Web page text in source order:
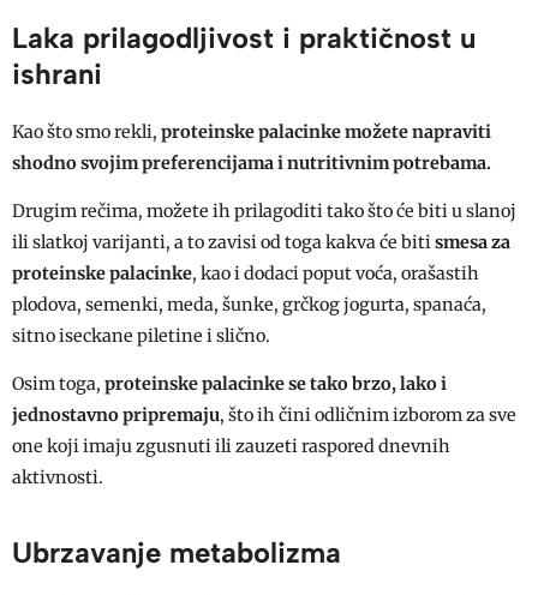
Laka prilagodljivost i praktičnost u
ishrani
Kao što smo rekli, proteinske palacinkemožete napraviti
shodno svojim preferencijama i nutritivnim potrebama.
Drugim rečima, možete ih prilagoditi tako što će biti u slanoj
ili slatkoj varijanti, a to zavisi od toga kakva će bitismesa za
proteinske palacinke, kao i dodaci poput voća, orašastih
plodova, semenki, meda, šunke, grčkog jogurta, spanaća,
sitno iseckane piletine i slično.
Osim toga, proteinske palacinkese tako brzo, lako i
jednostavno pripremaju, što ih čini odličnim izborom za sve
one koji imaju zgusnuti ili zauzeti raspored dnevnih
aktivnosti.
Ubrzavanje metabolizma